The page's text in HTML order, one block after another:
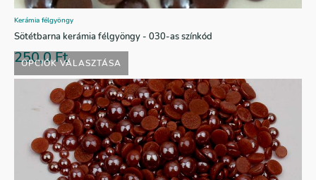
OPCIÓK VÁLASZTÁSA
Kerámia félgyöngy
Sötétbarna kerámia félgyöngy - 030-as színkód
250,0Ft